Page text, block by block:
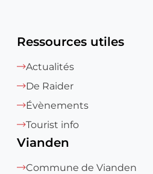
Ressources utiles
Actualités
De Raider
Évènements
Tourist info
Vianden
Commune de Vianden